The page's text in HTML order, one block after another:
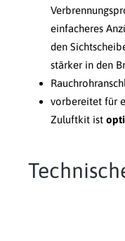
einfacheres
den
stärker in den
vorbereitet für
Zuluftkit ist